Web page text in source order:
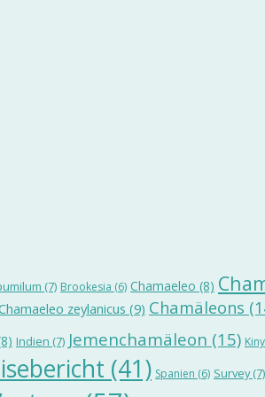
(7) Brookesia (6) Chamaeleo (8)
zeylanicus (9) Chamäleons
Indien (7) Jemenchamäleon (15)
(41) Spanien (6) Survey(7)